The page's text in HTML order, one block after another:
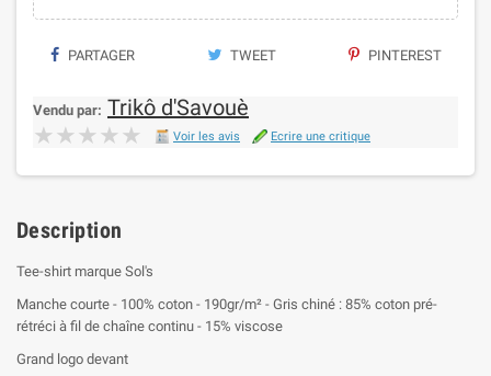
PARTAGER TWEET PINTEREST
Vendu par: Trikô d'Savouè
★★★★★
★★★★★ Voir les avis Ecrire une critique
Description
Tee-shirt marque Sol's
Manche courte - 100% coton - 190gr/m² - Gris chiné : 85% coton pré-
rétréci à fil de chaîne continu - 15% viscose
Grand logo devant